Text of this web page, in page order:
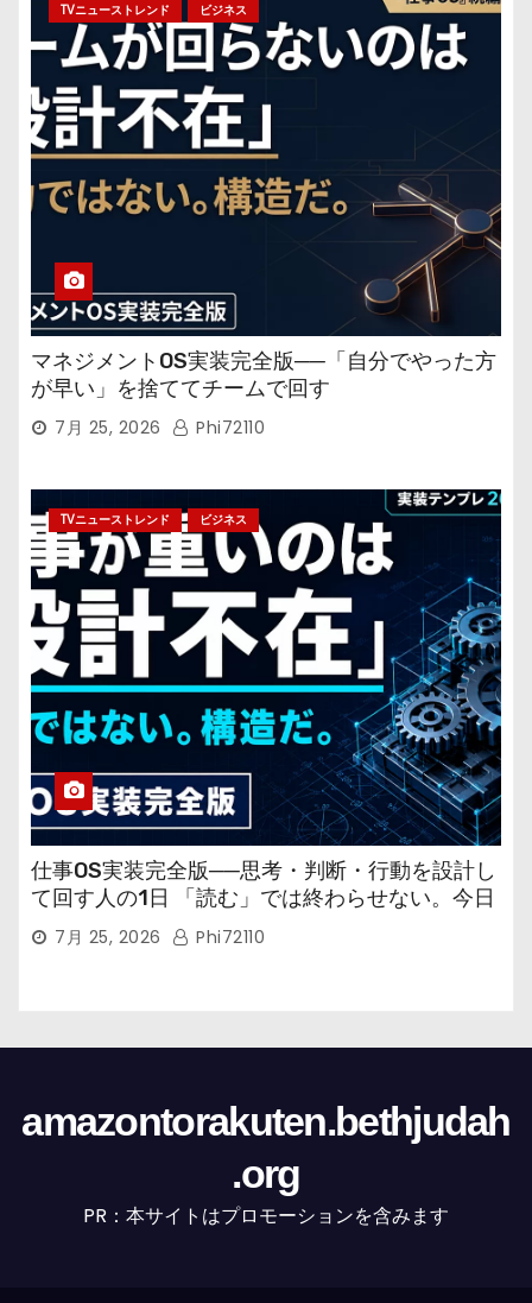
TVニューストレンド ビジネス
マネジメントOS実装完全版──「自分でやった方
が早い」を捨ててチームで回す
7月 25, 2026 Phi72110
TVニューストレンド ビジネス
仕事OS実装完全版──思考・判断・行動を設計し
て回す人の1日 「読む」では終わらせない。今日
から回す実装書だ。
7月 25, 2026 Phi72110
amazontorakuten.bethjudah
.org
PR：本サイトはプロモーションを含みます